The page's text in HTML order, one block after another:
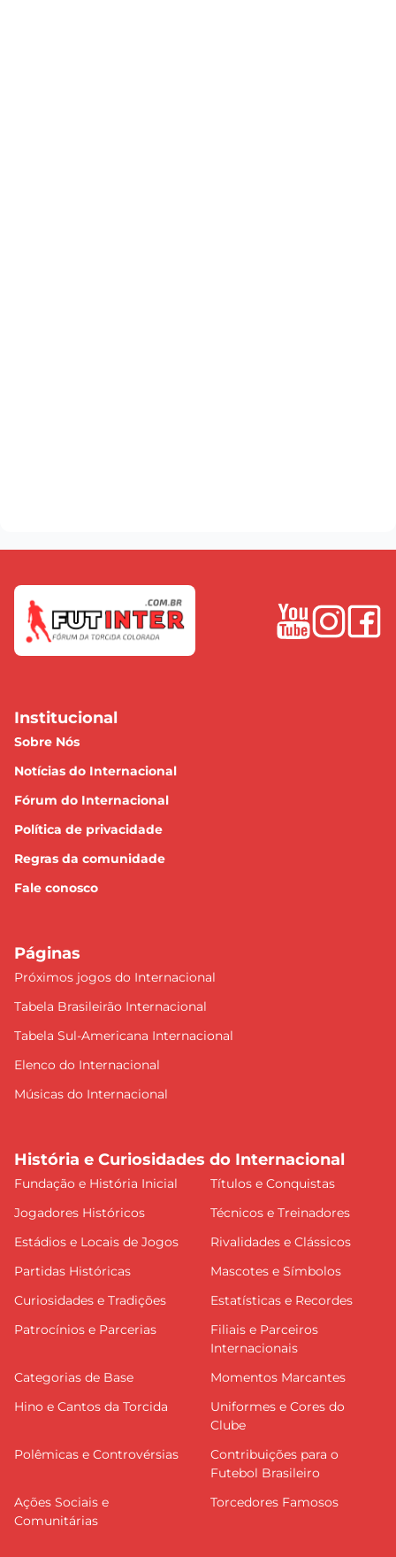
Institucional
Sobre Nós
Notícias do Internacional
Fórum do Internacional
Política de privacidade
Regras da comunidade
Fale conosco
Páginas
Próximos jogos do Internacional
Tabela Brasileirão Internacional
Tabela Sul-Americana Internacional
Elenco do Internacional
Músicas do Internacional
História e Curiosidades do Internacional
Fundação e História Inicial
Títulos e Conquistas
Jogadores Históricos
Técnicos e Treinadores
Estádios e Locais de Jogos
Rivalidades e Clássicos
Partidas Históricas
Mascotes e Símbolos
Curiosidades e Tradições
Estatísticas e Recordes
Patrocínios e Parcerias
Filiais e Parceiros
Internacionais
Categorias de Base
Momentos Marcantes
Hino e Cantos da Torcida
Uniformes e Cores do
Clube
Polêmicas e Controvérsias
Contribuições para o
Futebol Brasileiro
Ações Sociais e
Comunitárias
Torcedores Famosos